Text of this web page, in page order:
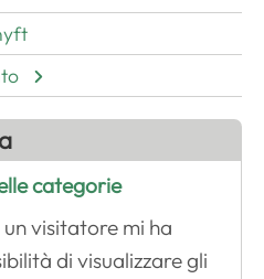
categorie
visitatore mi ha
di visualizzare gli